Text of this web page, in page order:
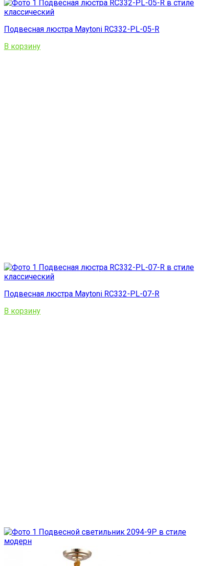
Подвесная люстра Maytoni RC332-PL-05-R
В корзину
Подвесная люстра Maytoni RC332-PL-07-R
В корзину